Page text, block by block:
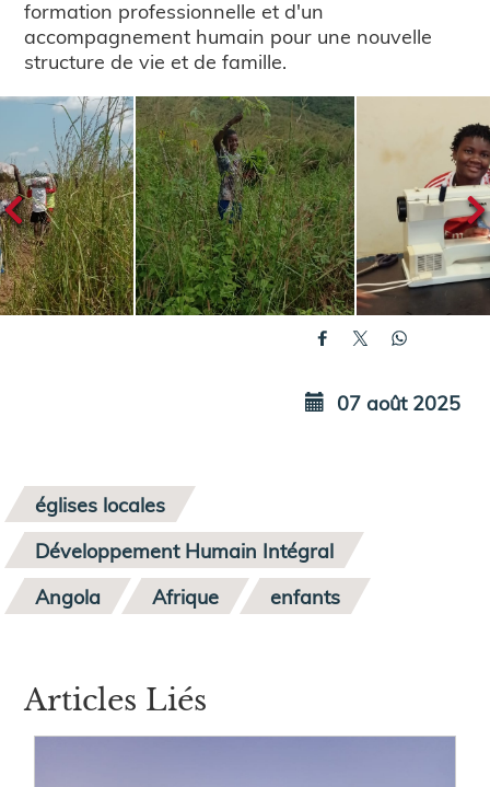
formation professionnelle et d'un
accompagnement humain pour une nouvelle
structure de vie et de famille.
07 août 2025
églises locales
Développement Humain Intégral
Angola
Afrique enfants
Articles Liés